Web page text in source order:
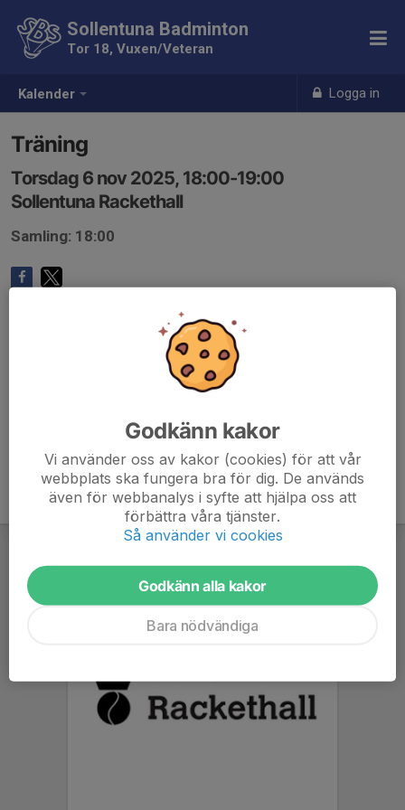
Kalender Logga in
Sollentuna Badminton
Tor 18, Vuxen/Veteran
Träning
Torsdag 6 nov 2025, 18:00-19:00
Sollentuna Rackethall
Samling: 18:00
Godkänn kakor
Vi använder oss av kakor (cookies) för att vår
webbplats ska fungera bra för dig. De används
även för webbanalys i syfte att hjälpa oss att
förbättra våra tjänster.
Så använder vi cookies
Godkänn alla kakor
Bara nödvändiga